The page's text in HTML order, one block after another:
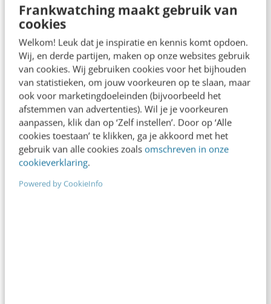
Frankwatching maakt gebruik van
cookies
Welkom! Leuk dat je inspiratie en kennis komt opdoen.
Wij, en derde partijen, maken op onze websites gebruik
van cookies. Wij gebruiken cookies voor het bijhouden
van statistieken, om jouw voorkeuren op te slaan, maar
ook voor marketingdoeleinden (bijvoorbeeld het
afstemmen van advertenties). Wil je je voorkeuren
aanpassen, klik dan op ‘Zelf instellen’. Door op ‘Alle
cookies toestaan’ te klikken, ga je akkoord met het
gebruik van alle cookies zoals omschreven in onze
cookieverklaring.
Powered by CookieInfo
systemen, bouwen tijdlijnen zelf op en schrijven
eindrapportages vanaf nul. De kwaliteit daarvan
hangt vaak af van de persoon die het
onderzoek uitvoert. Hoewel steeds meer
organisaties hiervoor algemene AI-tools
inzetten, zijn deze niet ontwikkeld voor de
gevoeligheid van complianceonderzoeken, de
vereiste documentatiestandaarden en de
complexe regelgeving waarmee rekening moet
worden gehouden.